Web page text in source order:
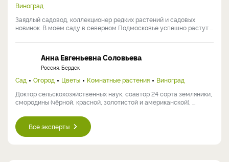
Виноград
Заядлый садовод, коллекционер редких растений и садовых
новинок. В моем саду в северном Подмосковье успешно растут ...
Анна Евгеньевна Соловьева
Россия, Бердск
Сад Огород Цветы Комнатные растения
Виноград
Доктор сельскохозяйственных наук, соавтор 24 сорта земляники,
смородины (чёрной, красной, золотистой и американской), ...
Все эксперты